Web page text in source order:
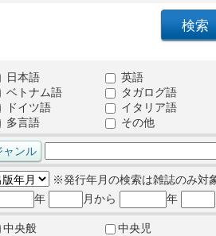
日本語
英語
ベトナム語
タガログ語
ドイツ語
イタリア語
多言語
その他
※発行年月の検索は雑誌のみ対
年
月から 年
中央般
中央児